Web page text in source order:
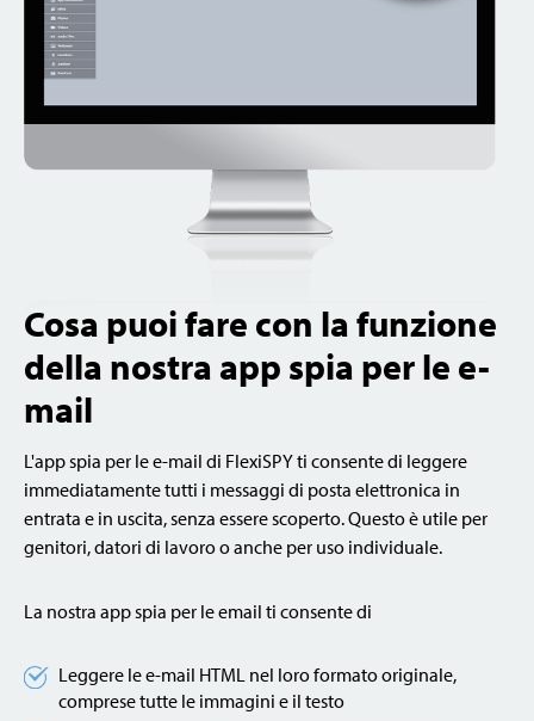
Cosa puoi fare con la funzione
della nostra app spia per le e-
mail
L'app spia per le e-mail di FlexiSPY ti consente di leggere
immediatamente tutti i messaggi di posta elettronica in
entrata e in uscita, senza essere scoperto. Questo è utile per
genitori, datori di lavoro o anche per uso individuale.
La nostra app spia per le email ti consente di
Leggere le e-mail HTML nel loro formato originale,
comprese tutte le immagini e il testo